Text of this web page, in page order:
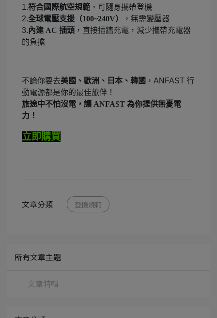
1.符合國際航空規範 ，可隨身攜帶登機
2.全球電壓支援（100~240V）
，無需變壓器
3.內建 AC 插頭 ，直接插牆充電，減少攜帶充電器
的負擔
不論你要去美國、歐洲、日本、韓國 ，ANFAST 行
動電源都是你的最佳旅伴！
旅途中不怕沒電，讓 ANFAST 為你提供無憂電
力！
立即購買
文章分類 登機規範
所有文章主題
文章特輯